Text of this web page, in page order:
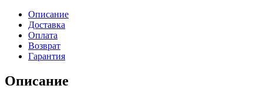
Описание
Доставка
Оплата
Возврат
Гарантия
Описание